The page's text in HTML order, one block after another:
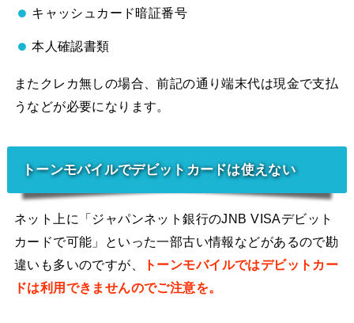
キャッシュカード暗証番号
本人確認書類
またクレカ無しの場合、前記の通り端末代は現金で支払
うなどが必要になります。
トーンモバイルでデビットカードは使えない
ネット上に「ジャパンネット銀行のJNB VISAデビット
カードで可能」といった一部古い情報などがあるので勘
違いも多いのですが、
トーンモバイルではデビットカー
ドは利用できませんのでご注意を。